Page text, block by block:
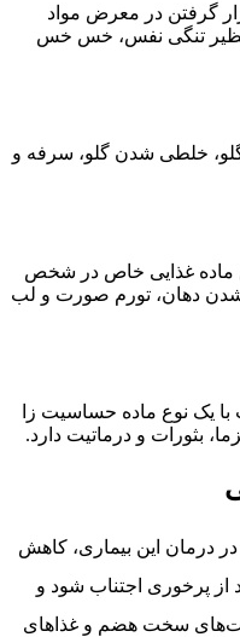
گرفتن در معرض مواد
نظیر تنگی نفس، خس خس
گلو، خلطی شدن گلو، سرفه و
ماده غذایی خاص در شخص
دهان، تورم صورت و لب
یک نوع ماده حساسیت زا
بثورات و درماتیت دارد.
درمان این بیماری، کاهش
از پرخوری اجتناب شود و
سخت هضم و غذاهای